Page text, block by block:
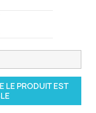
LE PRODUIT EST